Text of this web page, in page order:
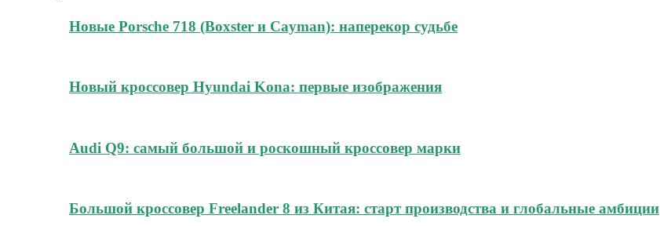
Новые Porsche 718 (Boxster и Cayman): наперекор судьбе
Новый кроссовер Hyundai Kona: первые изображения
Audi Q9: самый большой и роскошный кроссовер марки
Большой кроссовер Freelander 8 из Китая: старт производства и глобальные амбиции